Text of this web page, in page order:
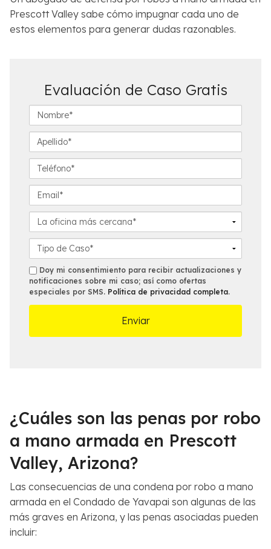
Prescott Valley sabe cómo impugnar cada uno de
estos elementos para generar dudas razonables.
Evaluación de Caso Gratis
o
m
r
*
p
e
l
d
*
e
l
f
n
*
m
a
l
a
o
i
c
i
n
a
a
*
e
t
a
l
l
s
o
s
m
s
Doy mi consentimiento para recibir actualizaciones y
notificaciones sobre mi caso; así como ofertas
especiales por SMS. Política de privacidad completa.
¿Cuáles son las penas por robo
a mano armada en Prescott
Valley, Arizona?
Las consecuencias de una condena por robo a mano
armada en el Condado de Yavapai son algunas de las
más graves en Arizona, y las penas asociadas pueden
incluir: